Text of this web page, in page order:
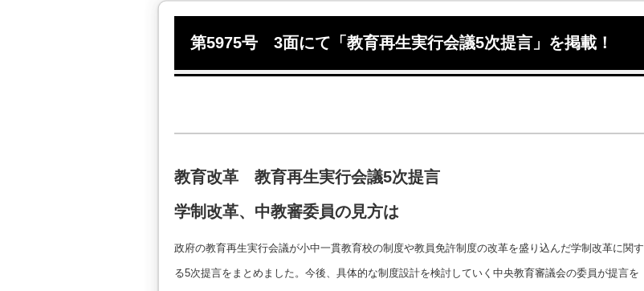
第5975号 3面にて「教育再生実行会議5次提言」を掲載！
教育改革 教育再生実行会議5次提言
学制改革、中教審委員の見方は
政府の教育再生実行会議が小中一貫教育校の制度や教員免許制度の改革を盛り込んだ学制改革に関す
る5次提言をまとめました。今後、具体的な制度設計を検討していく中央教育審議会の委員が提言を